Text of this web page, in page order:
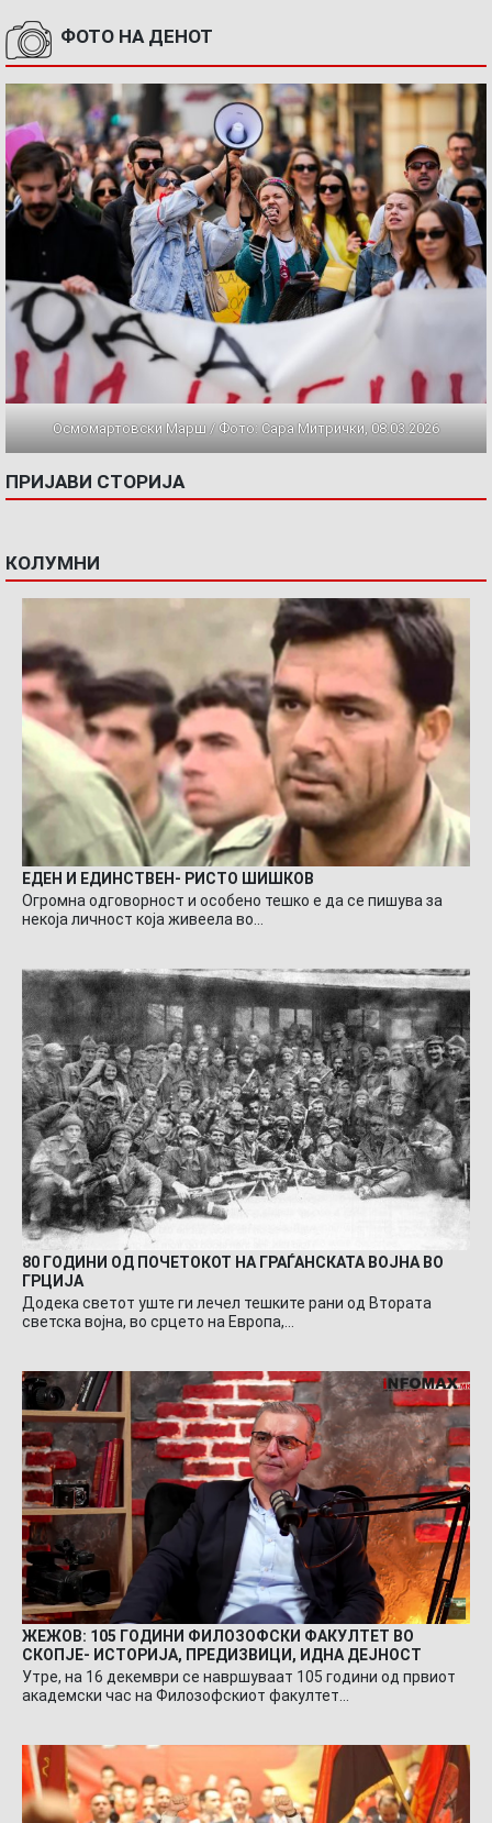
ФОТО НА ДЕНОТ
Осмомартовски Марш / Фото: Сара Митрички, 08.03.2026
ПРИЈАВИ СТОРИЈА
КОЛУМНИ
ЕДЕН И ЕДИНСТВЕН- РИСТО ШИШКОВ
Огромна одговорност и особено тешко е да се пишува за
некоја личност која живеела во…
80 ГОДИНИ ОД ПОЧЕТОКОТ НА ГРАЃАНСКАТА ВОЈНА ВО
ГРЦИЈА
Додека светот уште ги лечел тешките рани од Втората
светска војна, во срцето на Европа,…
ЖЕЖОВ: 105 ГОДИНИ ФИЛОЗОФСКИ ФАКУЛТЕТ ВО
СКОПЈЕ- ИСТОРИЈА, ПРЕДИЗВИЦИ, ИДНА ДЕЈНОСТ
Утре, на 16 декември се навршуваат 105 години од првиот
академски час на Филозофскиот факултет…